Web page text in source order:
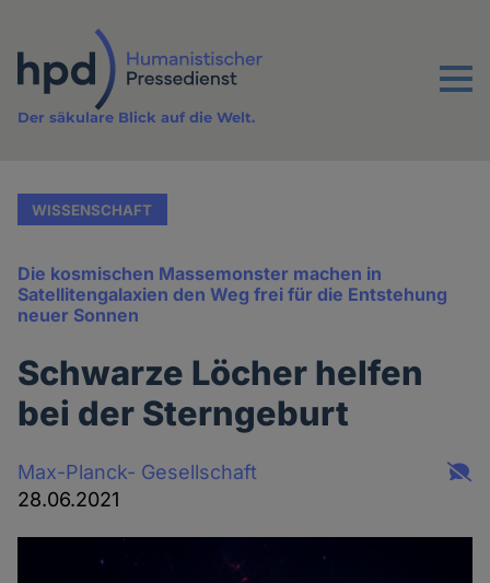
Inhalt
Menu
Der säkulare Blick auf die Welt.
WISSENSCHAFT
Die kosmischen Massemonster machen in
Satellitengalaxien den Weg frei für die Entstehung
neuer Sonnen
Schwarze Löcher helfen
bei der Sterngeburt
Max-Planck- Gesellschaft
28.06.2021